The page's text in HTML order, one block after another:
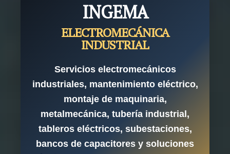
INGEMA
ELECTROMECÁNICA
INDUSTRIAL
Servicios electromecánicos
industriales, mantenimiento eléctrico,
montaje de maquinaria,
metalmecánica, tubería industrial,
tableros eléctricos, subestaciones,
bancos de capacitores y soluciones